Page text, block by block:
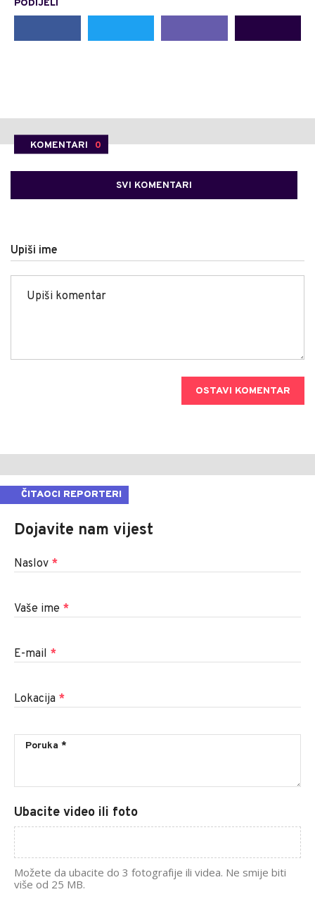
PODIJELI
KOMENTARI 0
SVI KOMENTARI
Upiši ime
OSTAVI KOMENTAR
ČITAOCI REPORTERI
Dojavite nam vijest
Naslov *
Vaše ime *
E-mail *
Lokacija *
Ubacite video ili foto
Možete da ubacite do 3 fotografije ili videa. Ne smije biti
više od 25 MB.